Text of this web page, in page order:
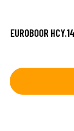
EUROBOOR